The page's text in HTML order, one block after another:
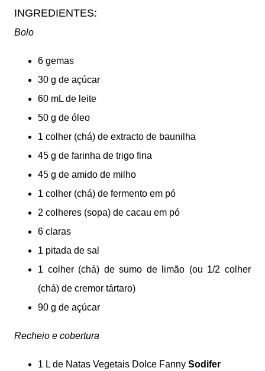
INGREDIENTES:
Bolo
6 gemas
30 g de açúcar
60 mL de leite
50 g de óleo
1 colher (chá) de extracto de baunilha
45 g de farinha de trigo fina
45 g de amido de milho
1 colher (chá) de fermento em pó
2 colheres (sopa) de cacau em pó
6 claras
1 pitada de sal
1 colher (chá) de sumo de limão (ou 1/2 colher
(chá) de cremor tártaro)
90 g de açúcar
Recheio e cobertura
1 L de Natas Vegetais Dolce Fanny Sodifer